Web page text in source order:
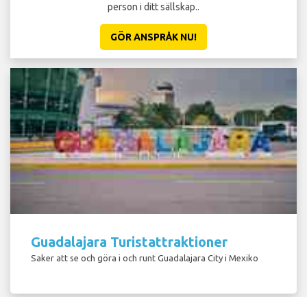
person i ditt sällskap..
GÖR ANSPRÅK NU!
Guadalajara Turistattraktioner
Saker att se och göra i och runt Guadalajara City i Mexiko